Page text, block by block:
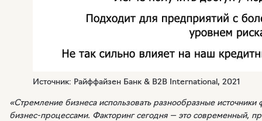
Источник: Райффайзен Банк & B2B International, 2021
«Стремление бизнеса использовать разнообразные
бизнес-процессами. Факторинг сегодня — это современный,